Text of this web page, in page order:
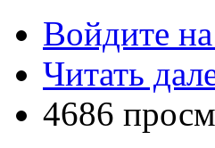
Войдите
Читать
4686